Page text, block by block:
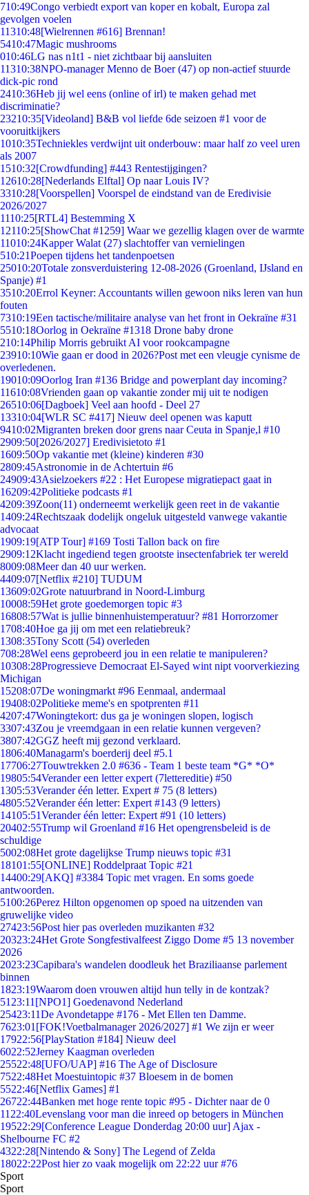
710:49Congo verbiedt export van koper en kobalt, Europa zal
gevolgen voelen
11310:48[Wielrennen #616] Brennan!
5410:47Magic mushrooms
010:46LG nas n1t1 - niet zichtbaar bij aansluiten
11310:38NPO-manager Menno de Boer (47) op non-actief stuurde
dick-pic rond
2410:36Heb jij wel eens (online of irl) te maken gehad met
discriminatie?
23210:35[Videoland] B&B vol liefde 6de seizoen #1 voor de
vooruitkijkers
1010:35Techniekles verdwijnt uit onderbouw: maar half zo veel uren
als 2007
1510:32[Crowdfunding] #443 Rentestijgingen?
12610:28[Nederlands Elftal] Op naar Louis IV?
3310:28[Voorspellen] Voorspel de eindstand van de Eredivisie
2026/2027
1110:25[RTL4] Bestemming X
12110:25[ShowChat #1259] Waar we gezellig klagen over de warmte
11010:24Kapper Walat (27) slachtoffer van vernielingen
510:21Poepen tijdens het tandenpoetsen
25010:20Totale zonsverduistering 12-08-2026 (Groenland, IJsland en
Spanje) #1
3510:20Errol Keyner: Accountants willen gewoon niks leren van hun
fouten
7310:19Een tactische/militaire analyse van het front in Oekraïne #31
5510:18Oorlog in Oekraïne #1318 Drone baby drone
210:14Philip Morris gebruikt AI voor rookcampagne
23910:10Wie gaan er dood in 2026?Post met een vleugje cynisme de
overledenen.
19010:09Oorlog Iran #136 Bridge and powerplant day incoming?
11610:08Vrienden gaan op vakantie zonder mij uit te nodigen
26510:06[Dagboek] Veel aan hoofd - Deel 27
13310:04[WLR SC #417] Nieuw deel openen was kaputt
9410:02Migranten breken door grens naar Ceuta in Spanje,l #10
2909:50[2026/2027] Eredivisietoto #1
1609:50Op vakantie met (kleine) kinderen #30
2809:45Astronomie in de Achtertuin #6
24909:43Asielzoekers #22 : Het Europese migratiepact gaat in
16209:42Politieke podcasts #1
4209:39Zoon(11) onderneemt werkelijk geen reet in de vakantie
1409:24Rechtszaak dodelijk ongeluk uitgesteld vanwege vakantie
advocaat
1909:19[ATP Tour] #169 Tosti Tallon back on fire
2909:12Klacht ingediend tegen grootste insectenfabriek ter wereld
8009:08Meer dan 40 uur werken.
4409:07[Netflix #210] TUDUM
13609:02Grote natuurbrand in Noord-Limburg
10008:59Het grote goedemorgen topic #3
16808:57Wat is jullie binnenhuistemperatuur? #81 Horrorzomer
1708:40Hoe ga jij om met een relatiebreuk?
1308:35Tony Scott (54) overleden
708:28Wel eens geprobeerd jou in een relatie te manipuleren?
10308:28Progressieve Democraat El-Sayed wint nipt voorverkiezing
Michigan
15208:07De woningmarkt #96 Eenmaal, andermaal
19408:02Politieke meme's en spotprenten #11
4207:47Woningtekort: dus ga je woningen slopen, logisch
3307:43Zou je vreemdgaan in een relatie kunnen vergeven?
3807:42GGZ heeft mij gezond verklaard.
1806:40Managarm's boerderij deel #5.1
17706:27Touwtrekken 2.0 #636 - Team 1 beste team *G* *O*
19805:54Verander een letter expert (7lettereditie) #50
1305:53Verander één letter. Expert # 75 (8 letters)
4805:52Verander één letter: Expert #143 (9 letters)
14105:51Verander één letter: Expert #91 (10 letters)
20402:55Trump wil Groenland #16 Het opengrensbeleid is de
schuldige
5002:08Het grote dagelijkse Trump nieuws topic #31
18101:55[ONLINE] Roddelpraat Topic #21
14400:29[AKQ] #3384 Topic met vragen. En soms goede
antwoorden.
5100:26Perez Hilton opgenomen op spoed na uitzenden van
gruwelijke video
27423:56Post hier pas overleden muzikanten #32
20323:24Het Grote Songfestivalfeest Ziggo Dome #5 13 november
2026
2023:23Capibara's wandelen doodleuk het Braziliaanse parlement
binnen
1823:19Waarom doen vrouwen altijd hun telly in de kontzak?
51 23:11 [NPO1] Goedenavond Nederland
25423:11De Avondetappe #176 - Met Ellen ten Damme.
7623:01 [FOK!Voetbalmanager 2026/2027] #1 We zijn er weer
17922:56[PlayStation #184] Nieuw deel
6022:52Jerney Kaagman overleden
25522:48[UFO/UAP] #16 The Age of Disclosure
7522:48Het Moestuintopic #37 Bloesem in de bomen
5522:46[Netflix Games] #1
26722:44Banken met hoge rente topic #95 - Dichter naar de 0
11 22:40Levenslang voor man die inreed op betogers in München
19522:29[Conference League Donderdag 20:00 uur] Ajax -
Shelbourne FC #2
4322:28[Nintendo & Sony] The Legend of Zelda
18022:22Post hier zo vaak mogelijk om 22:22 uur #76
Sport
Sport